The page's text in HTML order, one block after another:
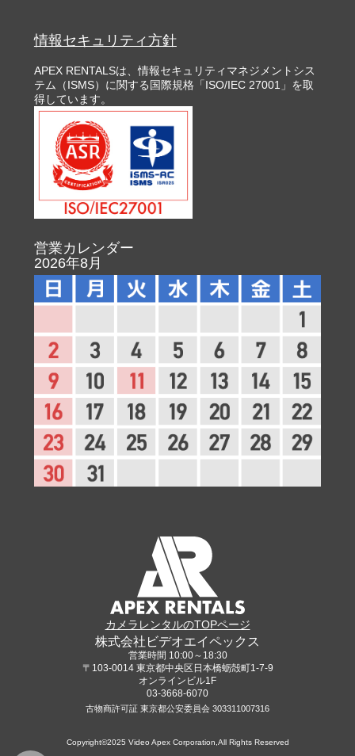
情報セキュリティ方針
APEX RENTALSは、情報セキュリティマネジメントシス
テム（ISMS）に関する国際規格「ISO/IEC 27001」を取
得しています。
カメラレンタルのTOPページ
株式会社ビデオエイペックス
営業時間 10:00～18:30
〒103-0014 東京都中央区日本橋蛎殻町1-7-9
オンラインビル1F
03-3668-6070
古物商許可証 東京都公安委員会 303311007316
営業カレンダー
2026年8月
Copyright©2025 Video Apex Corporation,All Rights Reserved